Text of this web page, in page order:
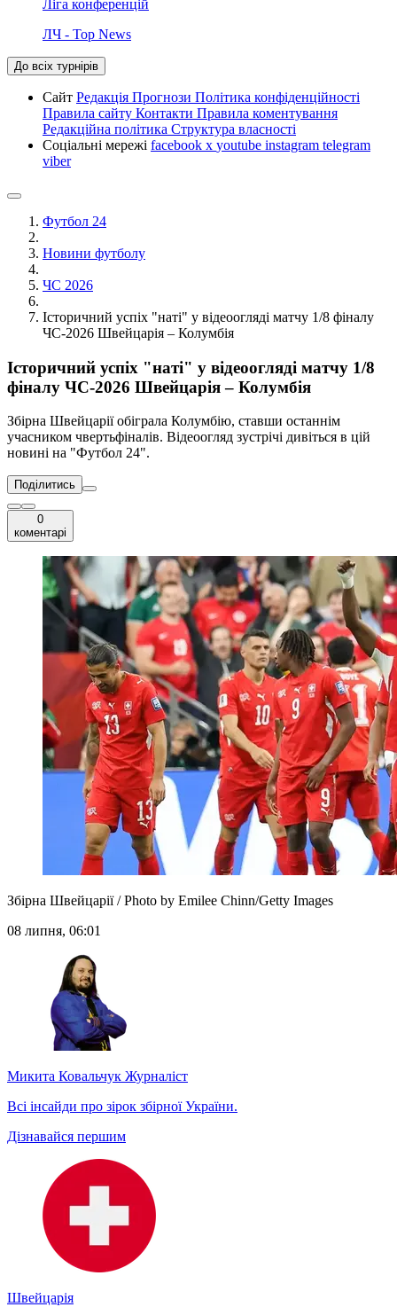
Ліга конференцій
ЛЧ - Top News
До всіх турнірів
Сайт Редакція Прогнози Політика конфіденційності
Правила сайту Контакти Правила коментування
Редакційна політика Структура власності
Соціальні мережі facebook x youtube instagram telegram
viber
Футбол 24
Новини футболу
ЧС 2026
Історичний успіх "наті" у відеоогляді матчу 1/8 фіналу
ЧС-2026 Швейцарія – Колумбія
Історичний успіх "наті" у відеоогляді матчу 1/8
фіналу ЧС-2026 Швейцарія – Колумбія
Збірна Швейцарії обіграла Колумбію, ставши останнім
учасником чвертьфіналів. Відеоогляд зустрічі дивіться в цій
новині на "Футбол 24".
Поділитись
0
коментарі
Збірна Швейцарії / Photo by Emilee Chinn/Getty Images
08 липня, 06:01
Микита Ковальчук Журналіст
Всі інсайди про зірок збірної України.
Дізнавайся першим
Швейцарія